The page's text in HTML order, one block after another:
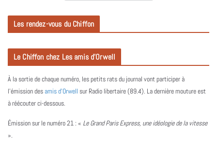
Les rendez-vous du Chiffon
Le Chiffon chez Les amis d’Orwell
À la sortie de chaque numéro, les petits rats du journal vont participer à
l’émission des amis d’Orwell sur Radio libertaire (89.4). La dernière mouture est
à réécouter ci-dessous.
Émission sur le numéro 21 : « Le Grand Paris Express, une idéologie de la vitesse
».